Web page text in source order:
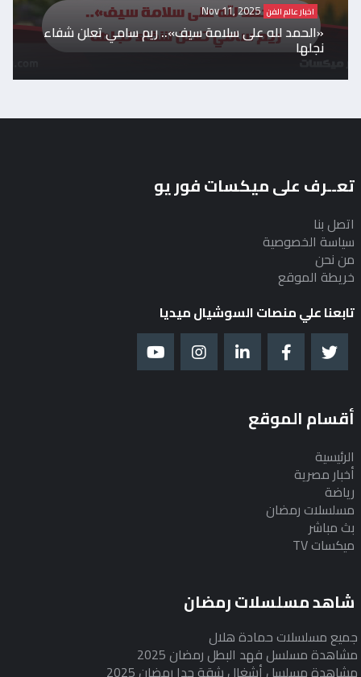
اخبار عالم الفن Nov 11, 2025
«الحمد لله على سلامة سيف».. ريم سامي تعلن شفاء
نجلها
تعــرف على ميكسات فور يو
اتصل بنا
سياسة الخصوصية
من نحن
خريطة الموقع
تابعنا علي منصات السوشيال ميديا
أقسام الموقع
الرئيسية
أخبار مصرية
رياضة
مسلسلات رمضان
بث مباشر
ميكسات TV
شاهد مسلسلات رمضان
جميع مسلسلات حمادة هلال
مشاهدة مسلسل فهد البطل رمضان 2025